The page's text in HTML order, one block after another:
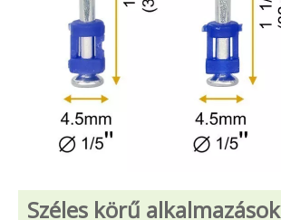
Széles körű alkalmazások